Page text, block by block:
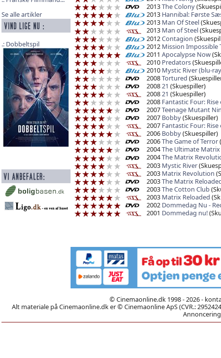
Se alle artikler
Dobbeltspil
2013The Colony
2013 Hannibal: Første
2013 Man Of Steel
2013 Man of Steel
2012Contagion
2012 Mission Impossible
2011 Apocalypse Now
2010 Predators
2010 Mystic River (blu-
2008Tortured
200821 (Skuespiller)
200821 (Skuespiller)
2008 Fantastic Four:
2007Teenage Mutant
2007 Bobby(Skuespiller)
2007 Fantastic Four:
2006 Bobby(Skuespiller)
2006The Game of Terror
2004The Ultimate
2004The Matrix
2003 Mystic River
2003 Matrix Revolution
2003The Matrix
2003The Cotton Club
2003 Matrix Reloaded
2002 Dommedag Nu -
2001 Dommedag nu!
© Cinemaonline.dk 1998 - 2026 -
Alt materiale på Cinemaonline.dk er © Cinemaonline ApS (CVR.: